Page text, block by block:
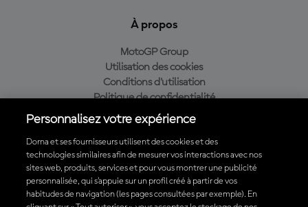
À propos
MotoGP Group
Utilisation des cookies
Conditions d'utilisation
Politique de confidentialité
Politique d’achat
Télécharger l'appli officielle du MotoGP™
Personnalisez votre expérience
Dorna et ses fournisseurs utilisent des cookies et des
technologies similaires afin de mesurer vos interactions avec nos
sites web, produits, services et pour vous montrer une publicité
personnalisée, qui s’appuie sur un profil créé à partir de vos
habitudes de navigation (les pages consultées par exemple). En